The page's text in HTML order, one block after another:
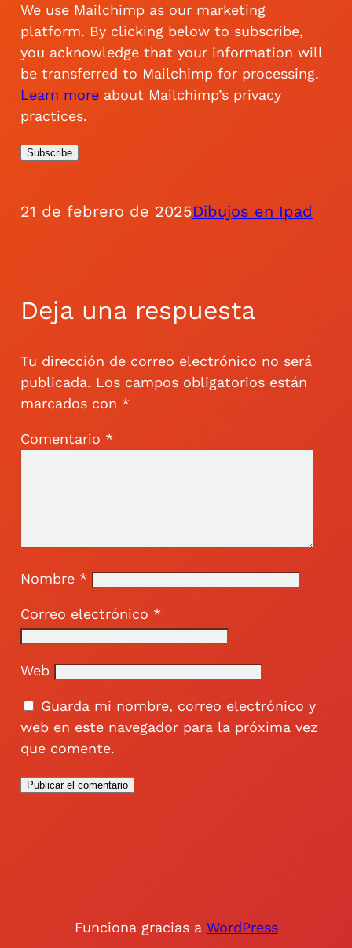
We use Mailchimp as our marketing
platform. By clicking below to subscribe,
you acknowledge that your information will
be transferred to Mailchimp for processing.
Learn moreabout Mailchimp’s privacy
practices.
21 de febrero de 2025Dibujos en Ipad
Deja una respuesta
Tu dirección de correo electrónico no será
publicada. Los campos obligatorios están
marcados con *
Comentario *
Nombre *
Correo electrónico *
Web
Guarda mi nombre, correo electrónico y
web en este navegador para la próxima vez
que comente.
Funciona gracias a WordPress